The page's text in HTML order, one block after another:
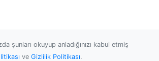
şunları okuyup anladığınızı kabul etmiş
ve Gizlilik Politikası.